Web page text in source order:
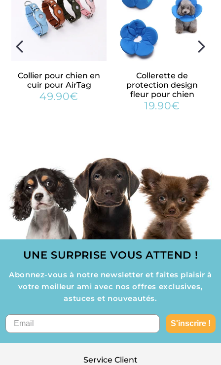
expédiés
✓ Service réactif, réponse sous 24h
✓ La majorité de nos clients reviennent pour des achats
additionnels
protection animale
Collier pour chien en
cuir pour AirTag
Prix
49.90€
Collerette de
protection design
fleur pour chien
Prix
19.90€
UNE SURPRISE VOUS ATTEND !
Abonnez-vous à notre newsletter et faites plaisir à
votre meilleur ami avec nos offres exclusives,
astuces et nouveautés.
S'inscrire !
Service Client